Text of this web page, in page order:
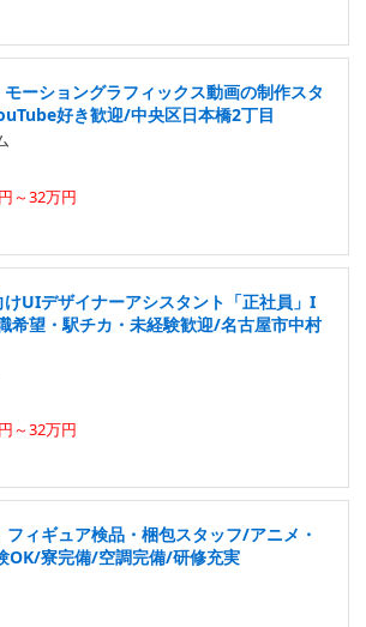
モーショングラフィックス動画の制作スタ
好き歓迎/中央区日本橋2丁目
～32万円
けUIデザイナーアシスタント「正社員」I
希望・駅チカ・未経験歓迎/名古屋市中村
～32万円
フィギュア検品・梱包スタッフ/アニメ・
OK/寮完備/空調完備/研修充実